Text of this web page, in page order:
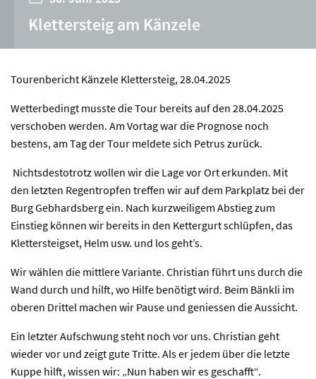
Klettersteig am Känzele
Tourenbericht Känzele Klettersteig, 28.04.2025
Wetterbedingt musste die Tour bereits auf den 28.04.2025
verschoben werden. Am Vortag war die Prognose noch
bestens, am Tag der Tour meldete sich Petrus zurück.
Nichtsdestotrotz wollen wir die Lage vor Ort erkunden. Mit
den letzten Regentropfen treffen wir auf dem Parkplatz bei der
Burg Gebhardsberg ein. Nach kurzweiligem Abstieg zum
Einstieg können wir bereits in den Kettergurt schlüpfen, das
Klettersteigset, Helm usw. und los geht’s.
Wir wählen die mittlere Variante. Christian führt uns durch die
Wand durch und hilft, wo Hilfe benötigt wird. Beim Bänkli im
oberen Drittel machen wir Pause und geniessen die Aussicht.
Ein letzter Aufschwung steht noch vor uns. Christian geht
wieder vor und zeigt gute Tritte. Als er jedem über die letzte
Kuppe hilft, wissen wir: „Nun haben wir es geschafft“.